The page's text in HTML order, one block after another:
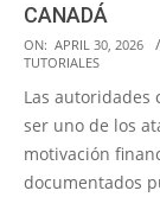
CANADÁ
2026-
04-
30
ON: APRIL 30, 2026
TUTORIALES
Las autoridades
ser uno de los
motivación
documentados